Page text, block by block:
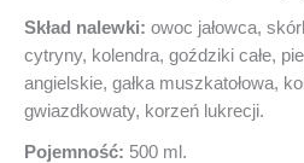
Skład nalewki: owoc jałowca,
cytryny, kolendra, goździki całe,
angielskie, gałka muszkatołowa,
gwiazdkowaty, korzeń lukrecji.
Pojemność: 500 ml.